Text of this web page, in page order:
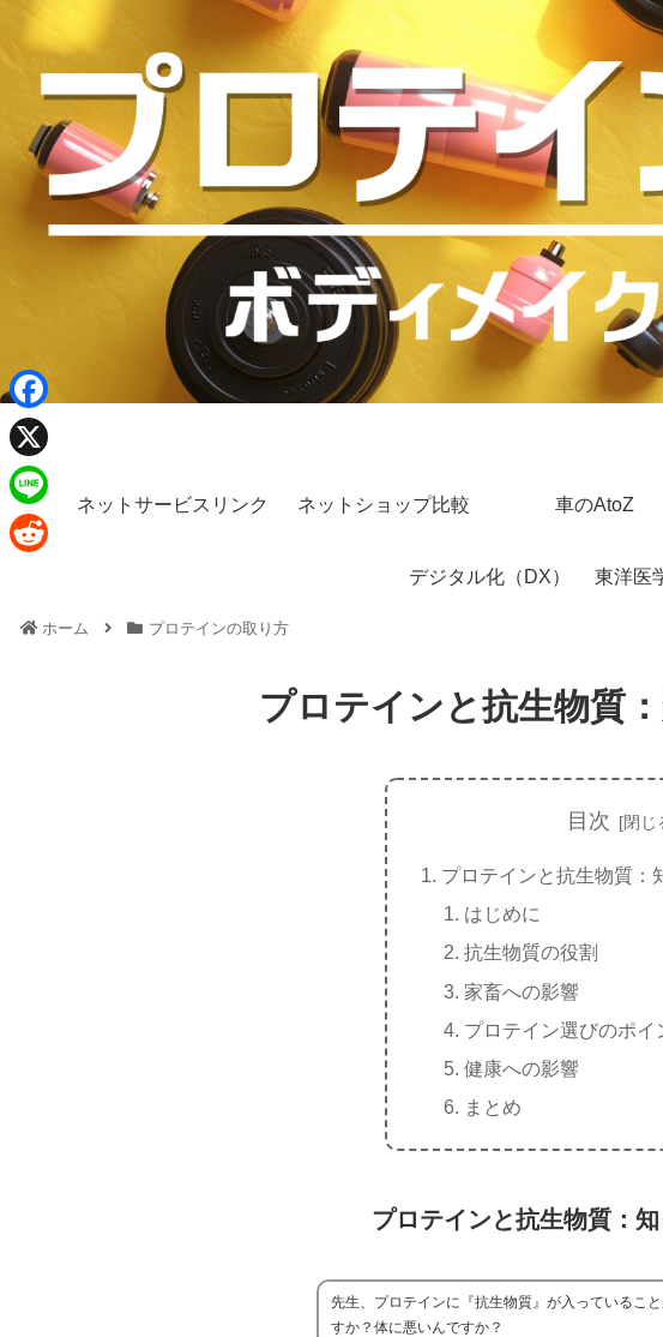
ネットサービスリンク ネットショップ比較 車のAtoZ
デジタル化（DX） 東洋医
ホーム プロテインの取り方
プロテインと抗生物質
目次
プロテインと抗生物質：
はじめに
抗生物質の役割
家畜への影響
プロテイン選びのポイ
健康への影響
まとめ
プロテインと抗生物質：
先生、プロテインに『抗生物質』が入っているこ
すか？体に悪いんですか？
F
a
c
e
X
L